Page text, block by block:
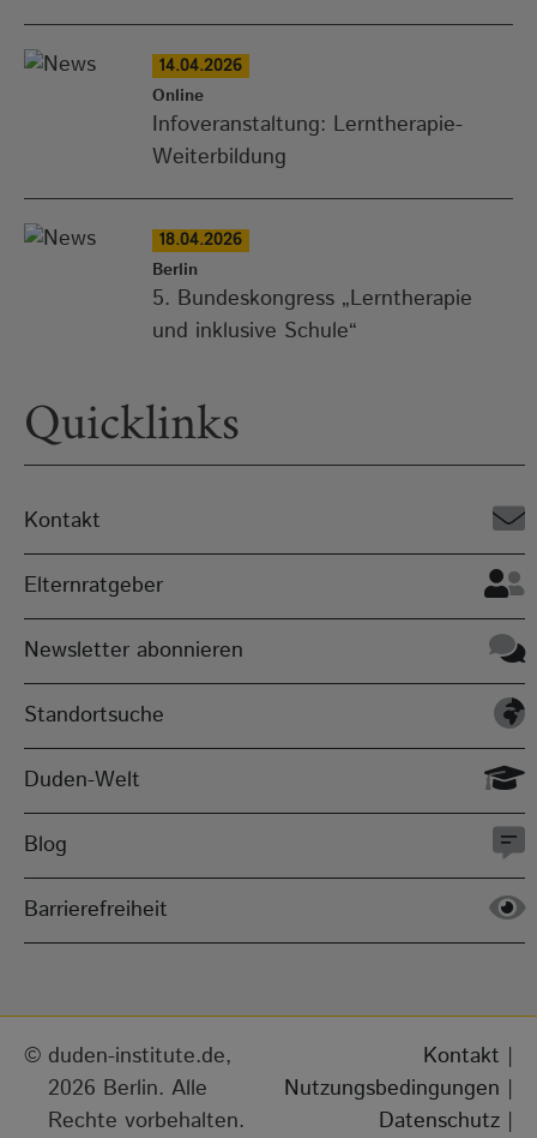
14.04.2026
Online
Infoveranstaltung: Lerntherapie-
Weiterbildung
18.04.2026
Berlin
5. Bundeskongress „Lerntherapie
und inklusive Schule“
Quicklinks
Kontakt
Elternratgeber
Newsletter abonnieren
Standortsuche
Duden-Welt
Blog
Barrierefreiheit
duden-institute.de,
2026 Berlin. Alle
Rechte vorbehalten.
Kontakt |
Nutzungsbedingungen |
Datenschutz |